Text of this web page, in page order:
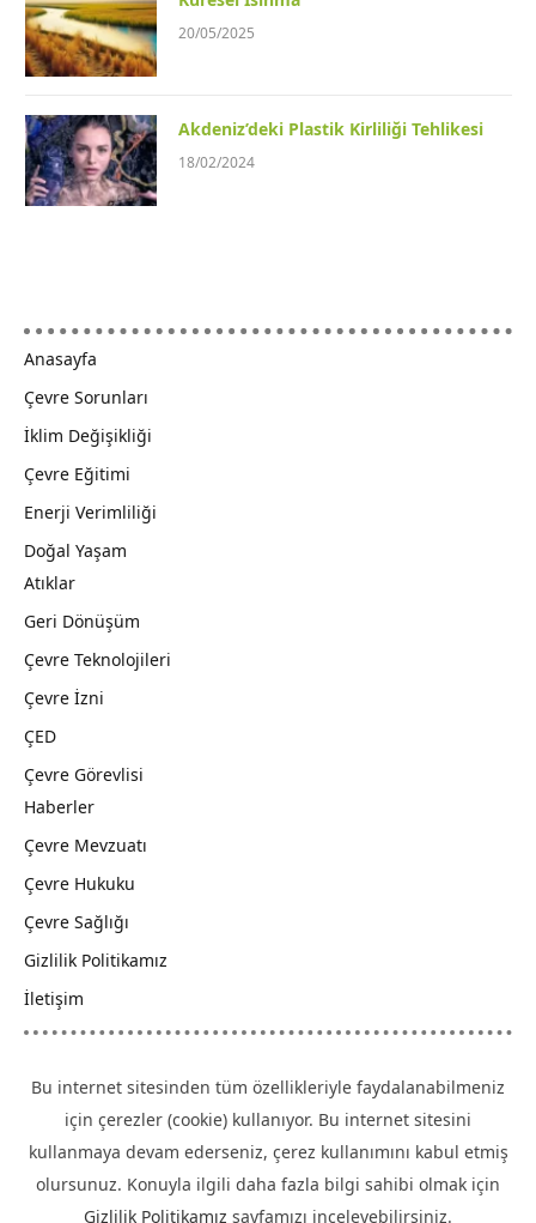
20/05/2025
Akdeniz’deki Plastik Kirliliği Tehlikesi
18/02/2024
Anasayfa
Çevre Sorunları
İklim Değişikliği
Çevre Eğitimi
Enerji Verimliliği
Doğal Yaşam
Atıklar
Geri Dönüşüm
Çevre Teknolojileri
Çevre İzni
ÇED
Çevre Görevlisi
Haberler
Çevre Mevzuatı
Çevre Hukuku
Çevre Sağlığı
Gizlilik Politikamız
İletişim
Bu internet sitesinden tüm özellikleriyle faydalanabilmeniz
için çerezler (cookie) kullanıyor. Bu internet sitesini
kullanmaya devam ederseniz, çerez kullanımını kabul etmiş
olursunuz. Konuyla ilgili daha fazla bilgi sahibi olmak için
Gizlilik Politikamız sayfamızı inceleyebilirsiniz.